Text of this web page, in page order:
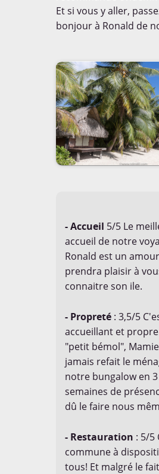
Et si vous y aller,
bonjour à Ronald de
- Accueil 5/5 Le
accueil de notre
Ronald est un
prendra plaisir à
connaitre son ile.
- Propreté : 3,5/5
accueillant et
"petit bémol",
jamais refait le
notre bungalow en 3
semaines de
dû le faire nous
- Restauration : 5/5
commune à
tous! Et malgré le